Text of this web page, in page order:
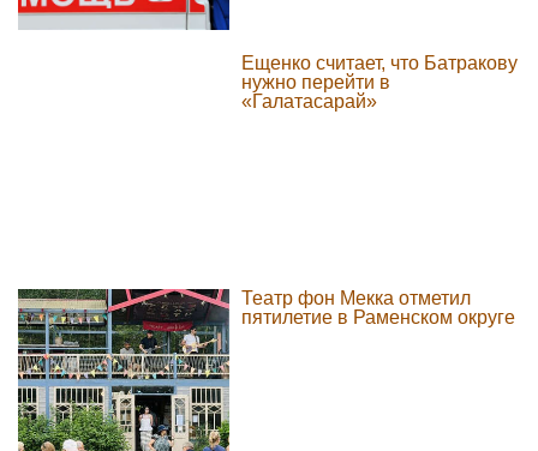
Ещенко считает, что Батракову
нужно перейти в
«Галатасарай»
Театр фон Мекка отметил
пятилетие в Раменском округе